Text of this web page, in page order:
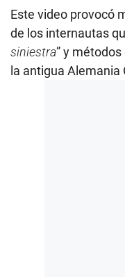
Este video provocó
de los internautas
siniestra” y
la antigua Alemania